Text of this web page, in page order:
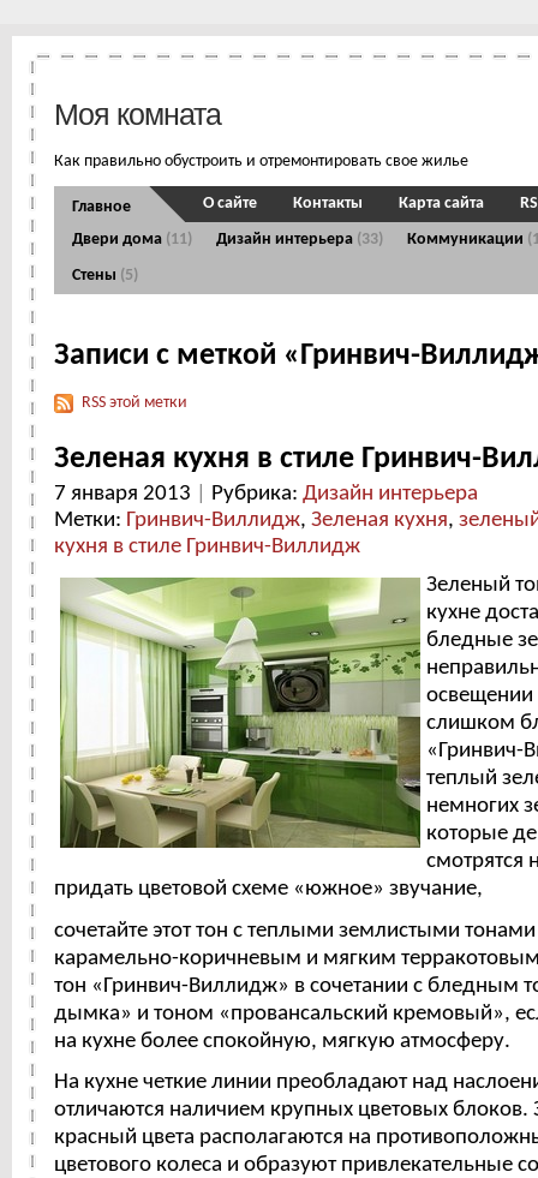
Моя комната
Как правильно обустроить и отремонтировать свое жилье
Главное
Двери дома (11) Дизайн интерьера (33) Коммуникации
Стены (5)
О сайте Контакты Карта сайта
Записи с меткой «Гринвич-
RSS этой метки
Зеленая кухня в стиле Гринвич-
7 января 2013 Рубрика: Дизайн интерьера
Метки: Гринвич-Виллидж, Зеленая кухня,
кухня в стиле Гринвич-Виллидж
Зеленый
кухне
бледные
освещении
слишком
«Гринвич-
теплый
немногих
которые
смотрятся
придать цветовой схеме «южное» звучание,
сочетайте этот тон с теплыми землистыми
карамельно-коричневым и мягким
тон «Гринвич-Виллидж» в сочетании с бледным
дымка» и тоном «провансальский кремовый»,
на кухне более спокойную, мягкую атмосферу.
На кухне четкие линии преобладают над
отличаются наличием крупных цветовых блоков.
красный цвета располагаются на
цветового колеса и образуют привлекательные